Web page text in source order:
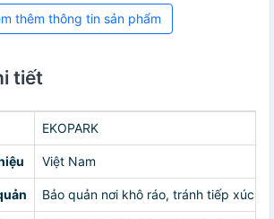
thêm thông tin sản phẩm
tiết
EKOPARK
Việt Nam
Bảo quản nơi khô ráo, tránh tiếp xúc